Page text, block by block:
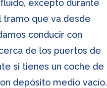
excepto durante
tramo que va desde
conducir con
de los puertos de
si tienes un coche de
depósito medio vacío.